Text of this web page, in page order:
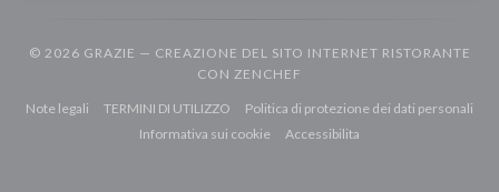
© 2026 GRAZIE — CREAZIONE DEL SITO INTERNET RISTORANTE
CON ZENCHEF
Note legali ((apre una nuova finestra))
TERMINI DI UTILIZZO ((apre una nuova finestra))
Politica di protezione dei dati personali
Informativa sui cookie((apre una nuova finestra))
Accessibilita